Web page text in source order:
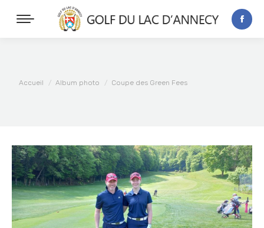
Vous êtes ici :
Accueil Album photo Coupe des Green Fees